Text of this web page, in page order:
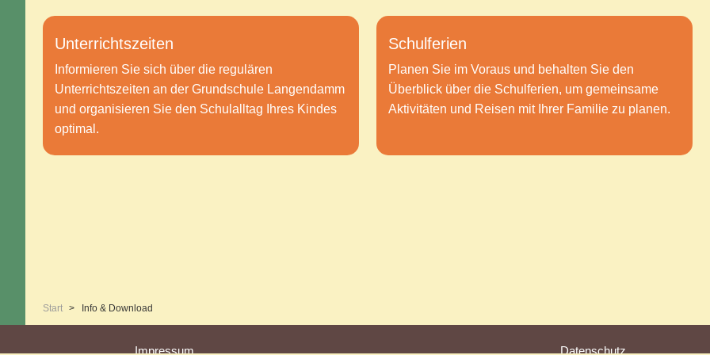
Unterrichtszeiten
Informieren Sie sich über die regulären
Unterrichtszeiten an der Grundschule Langendamm
und organisieren Sie den Schulalltag Ihres Kindes
optimal.
Schulferien
Planen Sie im Voraus und behalten Sie den
Überblick über die Schulferien, um gemeinsame
Aktivitäten und Reisen mit Ihrer Familie zu planen.
Start Info & Download
Impressum Datenschutz